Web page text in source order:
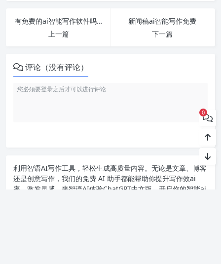
有免费的ai智能写作软件吗知乎
上一篇
新闻稿ai智能写作免费
下一篇
评论（没有评论）
利用智语AI写作工具，轻松生成高质量内容。无论是文章、博客
还是创意写作，我们的免费 AI 助手都能帮助你提升写作效ai
率，激发灵感。来智语AI体验ChatGPT中文版 ，开启你的智能ai
0